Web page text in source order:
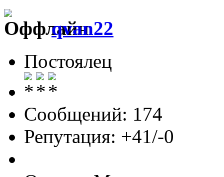
qvan22
Постоялец
Сообщений: 174
Репутация: +41/-0